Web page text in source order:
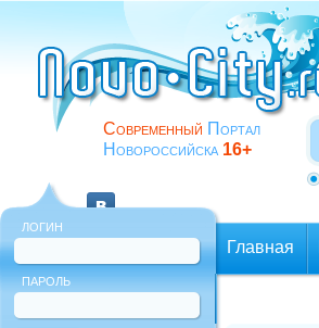
Современный Портал
Новороссийска 16+
ЛОГИН
ПАРОЛЬ
Главная